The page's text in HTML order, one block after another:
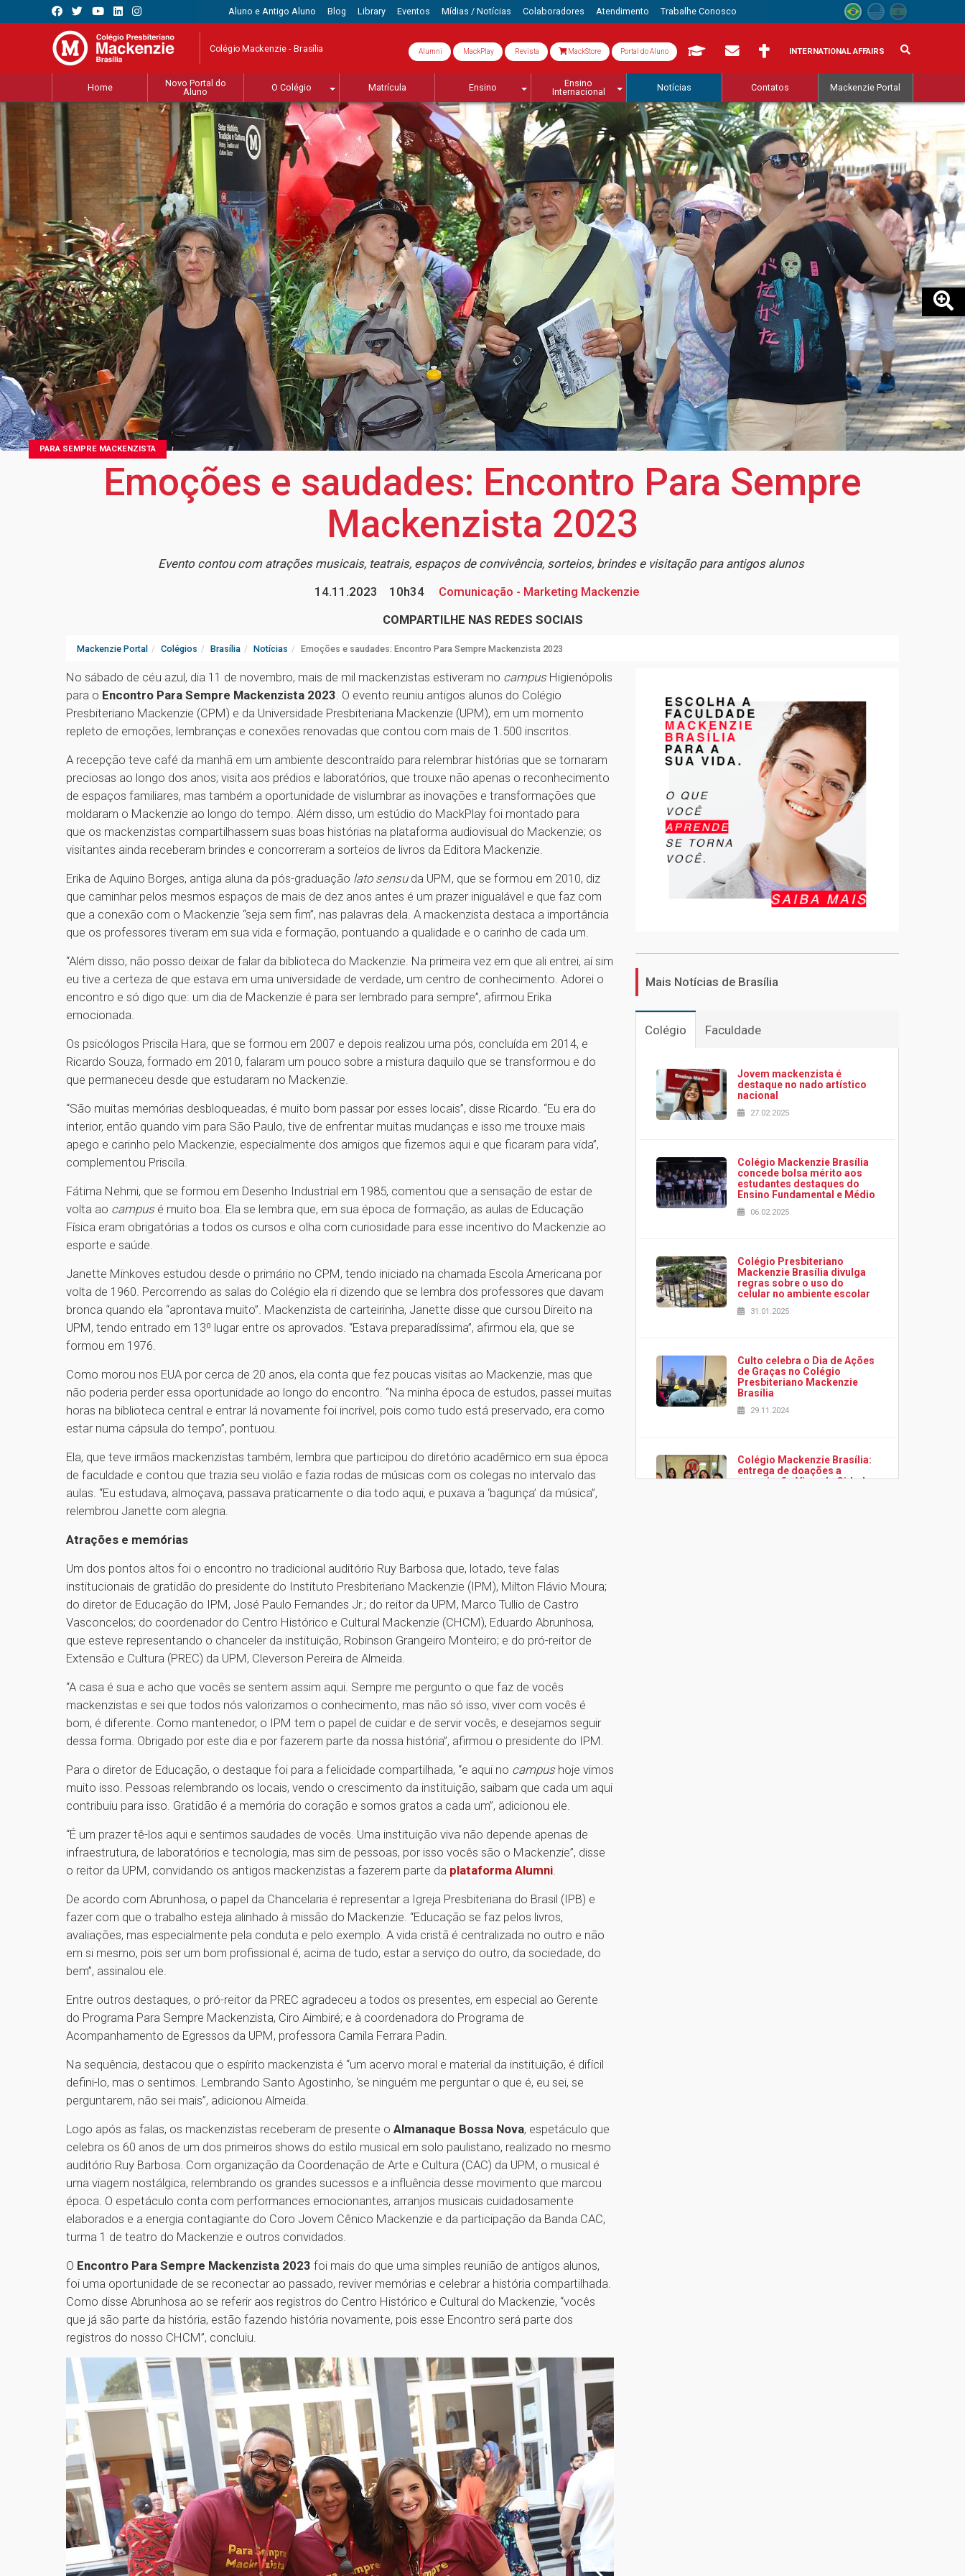
Aluno e Antigo Aluno Blog Library Eventos Mídias / Notícias Colaboradores Atendimento Trabalhe Conosco
Colégio Mackenzie - Brasília Alumni MackPlay Revista MackStore Portal do Aluno INTERNATIONAL AFFAIRS
Home
Novo Portal do
Aluno
O Colégio Matrícula Ensino
Ensino
Internacional
Notícias Contatos Mackenzie Portal
PARA SEMPRE MACKENZISTA
Emoções e saudades: Encontro Para Sempre
Mackenzista 2023
Evento contou com atrações musicais, teatrais, espaços de convivência, sorteios, brindes e visitação para antigos alunos
14.11.2023
10h34
Comunicação - Marketing Mackenzie
COMPARTILHE NAS REDES SOCIAIS
Mackenzie Portal Colégios Brasília Notícias Emoções e saudades: Encontro Para Sempre Mackenzista 2023
No sábado de céu azul, dia 11 de novembro, mais de mil mackenzistas estiveram no campus Higienópolis
para o Encontro Para Sempre Mackenzista 2023. O evento reuniu antigos alunos do Colégio
Presbiteriano Mackenzie (CPM) e da Universidade Presbiteriana Mackenzie (UPM), em um momento
repleto de emoções, lembranças e conexões renovadas que contou com mais de 1.500 inscritos.
A recepção teve café da manhã em um ambiente descontraído para relembrar histórias que se tornaram
preciosas ao longo dos anos; visita aos prédios e laboratórios, que trouxe não apenas o reconhecimento
de espaços familiares, mas também a oportunidade de vislumbrar as inovações e transformações que
moldaram o Mackenzie ao longo do tempo. Além disso, um estúdio do MackPlay foi montado para
que os mackenzistas compartilhassem suas boas histórias na plataforma audiovisual do Mackenzie; os
visitantes ainda receberam brindes e concorreram a sorteios de livros da Editora Mackenzie.
Erika de Aquino Borges, antiga aluna da pós-graduação lato sensuda UPM, que se formou em 2010, diz
que caminhar pelos mesmos espaços de mais de dez anos antes é um prazer inigualável e que faz com
que a conexão com o Mackenzie “seja sem fim”, nas palavras dela. A mackenzista destaca a importância
que os professores tiveram em sua vida e formação, pontuando a qualidade e o carinho de cada um.
“Além disso, não posso deixar de falar da biblioteca do Mackenzie. Na primeira vez em que ali entrei, aí sim
eu tive a certeza de que estava em uma universidade de verdade, um centro de conhecimento. Adorei o
encontro e só digo que: um dia de Mackenzie é para ser lembrado para sempre”, afirmou Erika
emocionada.
Os psicólogos Priscila Hara, que se formou em 2007 e depois realizou uma pós, concluída em 2014, e
Ricardo Souza, formado em 2010, falaram um pouco sobre a mistura daquilo que se transformou e do
que permaneceu desde que estudaram no Mackenzie.
“São muitas memórias desbloqueadas, é muito bom passar por esses locais”, disse Ricardo. “Eu era do
interior, então quando vim para São Paulo, tive de enfrentar muitas mudanças e isso me trouxe mais
apego e carinho pelo Mackenzie, especialmente dos amigos que fizemos aqui e que ficaram para vida”,
complementou Priscila.
Fátima Nehmi, que se formou em Desenho Industrial em 1985, comentou que a sensação de estar de
volta ao campus é muito boa. Ela se lembra que, em sua época de formação, as aulas de Educação
Física eram obrigatórias a todos os cursos e olha com curiosidade para esse incentivo do Mackenzie ao
esporte e saúde.
Janette Minkoves estudou desde o primário no CPM, tendo iniciado na chamada Escola Americana por
volta de 1960. Percorrendo as salas do Colégio ela ri dizendo que se lembra dos professores que davam
bronca quando ela “aprontava muito”. Mackenzista de carteirinha, Janette disse que cursou Direito na
UPM, tendo entrado em 13º lugar entre os aprovados. “Estava preparadíssima”, afirmou ela, que se
formou em 1976.
Como morou nos EUA por cerca de 20 anos, ela conta que fez poucas visitas ao Mackenzie, mas que
não poderia perder essa oportunidade ao longo do encontro. “Na minha época de estudos, passei muitas
horas na biblioteca central e entrar lá novamente foi incrível, pois como tudo está preservado, era como
estar numa cápsula do tempo”, pontuou.
Ela, que teve irmãos mackenzistas também, lembra que participou do diretório acadêmico em sua época
de faculdade e contou que trazia seu violão e fazia rodas de músicas com os colegas no intervalo das
aulas. “Eu estudava, almoçava, passava praticamente o dia todo aqui, e puxava a ‘bagunça’ da música”,
relembrou Janette com alegria.
Atrações e memórias
Um dos pontos altos foi o encontro no tradicional auditório Ruy Barbosa que, lotado, teve falas
institucionais de gratidão do presidente do Instituto Presbiteriano Mackenzie (IPM), Milton Flávio Moura;
do diretor de Educação do IPM, José Paulo Fernandes Jr.; do reitor da UPM, Marco Tullio de Castro
Vasconcelos; do coordenador do Centro Histórico e Cultural Mackenzie (CHCM), Eduardo Abrunhosa,
que esteve representando o chanceler da instituição, Robinson Grangeiro Monteiro; e do pró-reitor de
Extensão e Cultura (PREC) da UPM, Cleverson Pereira de Almeida.
“A casa é sua e acho que vocês se sentem assim aqui. Sempre me pergunto o que faz de vocês
mackenzistas e sei que todos nós valorizamos o conhecimento, mas não só isso, viver com vocês é
bom, é diferente. Como mantenedor, o IPM tem o papel de cuidar e de servir vocês, e desejamos seguir
dessa forma. Obrigado por este dia e por fazerem parte da nossa história”, afirmou o presidente do IPM.
Para o diretor de Educação, o destaque foi para a felicidade compartilhada, “e aqui no campus hoje vimos
muito isso. Pessoas relembrando os locais, vendo o crescimento da instituição, saibam que cada um aqui
contribuiu para isso. Gratidão é a memória do coração e somos gratos a cada um”, adicionou ele.
“É um prazer tê-los aqui e sentimos saudades de vocês. Uma instituição viva não depende apenas de
infraestrutura, de laboratórios e tecnologia, mas sim de pessoas, por isso vocês são o Mackenzie”, disse
o reitor da UPM, convidando os antigos mackenzistas a fazerem parte da plataforma Alumni.
De acordo com Abrunhosa, o papel da Chancelaria é representar a Igreja Presbiteriana do Brasil (IPB) e
fazer com que o trabalho esteja alinhado à missão do Mackenzie. “Educação se faz pelos livros,
avaliações, mas especialmente pela conduta e pelo exemplo. A vida cristã é centralizada no outro e não
em si mesmo, pois ser um bom profissional é, acima de tudo, estar a serviço do outro, da sociedade, do
bem”, assinalou ele.
Entre outros destaques, o pró-reitor da PREC agradeceu a todos os presentes, em especial ao Gerente
do Programa Para Sempre Mackenzista, Ciro Aimbiré; e à coordenadora do Programa de
Acompanhamento de Egressos da UPM, professora Camila Ferrara Padin.
Na sequência, destacou que o espírito mackenzista é “um acervo moral e material da instituição, é difícil
defini-lo, mas o sentimos. Lembrando Santo Agostinho, ‘se ninguém me perguntar o que é, eu sei, se
perguntarem, não sei mais”, adicionou Almeida.
Logo após as falas, os mackenzistas receberam de presente o Almanaque Bossa Nova, espetáculo que
celebra os 60 anos de um dos primeiros shows do estilo musical em solo paulistano, realizado no mesmo
auditório Ruy Barbosa. Com organização da Coordenação de Arte e Cultura (CAC) da UPM, o musical é
uma viagem nostálgica, relembrando os grandes sucessos e a influência desse movimento que marcou
época. O espetáculo conta com performances emocionantes, arranjos musicais cuidadosamente
elaborados e a energia contagiante do Coro Jovem Cênico Mackenzie e da participação da Banda CAC,
turma 1 de teatro do Mackenzie e outros convidados.
O Encontro Para Sempre Mackenzista 2023 foi mais do que uma simples reunião de antigos alunos,
foi uma oportunidade de se reconectar ao passado, reviver memórias e celebrar a história compartilhada.
Como disse Abrunhosa ao se referir aos registros do Centro Histórico e Cultural do Mackenzie, “vocês
que já são parte da história, estão fazendo história novamente, pois esse Encontro será parte dos
registros do nosso CHCM”, concluiu.
Mais Notícias de Brasília
Colégio Faculdade
Jovem mackenzista é
destaque no nado artístico
nacional
27.02.2025
Colégio Mackenzie Brasília
concede bolsa mérito aos
estudantes destaques do
Ensino Fundamental e Médio
06.02.2025
Colégio Presbiteriano
Mackenzie Brasília divulga
regras sobre o uso do
celular no ambiente escolar
31.01.2025
Culto celebra o Dia de Ações
de Graças no Colégio
Presbiteriano Mackenzie
Brasília
29.11.2024
Colégio Mackenzie Brasília:
entrega de doações a
associação Viver da Cidade